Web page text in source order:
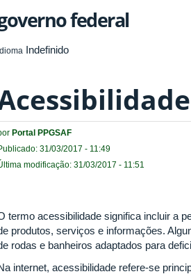
federal
Indefinido
Portal PPGSAF
31/03/2017 - 11:49
modificação: 31/03/2017 - 11:51
termo acessibilidade significa incluir a
produtos, serviços e informações.
rodas e banheiros adaptados para
internet, acessibilidade refere-se